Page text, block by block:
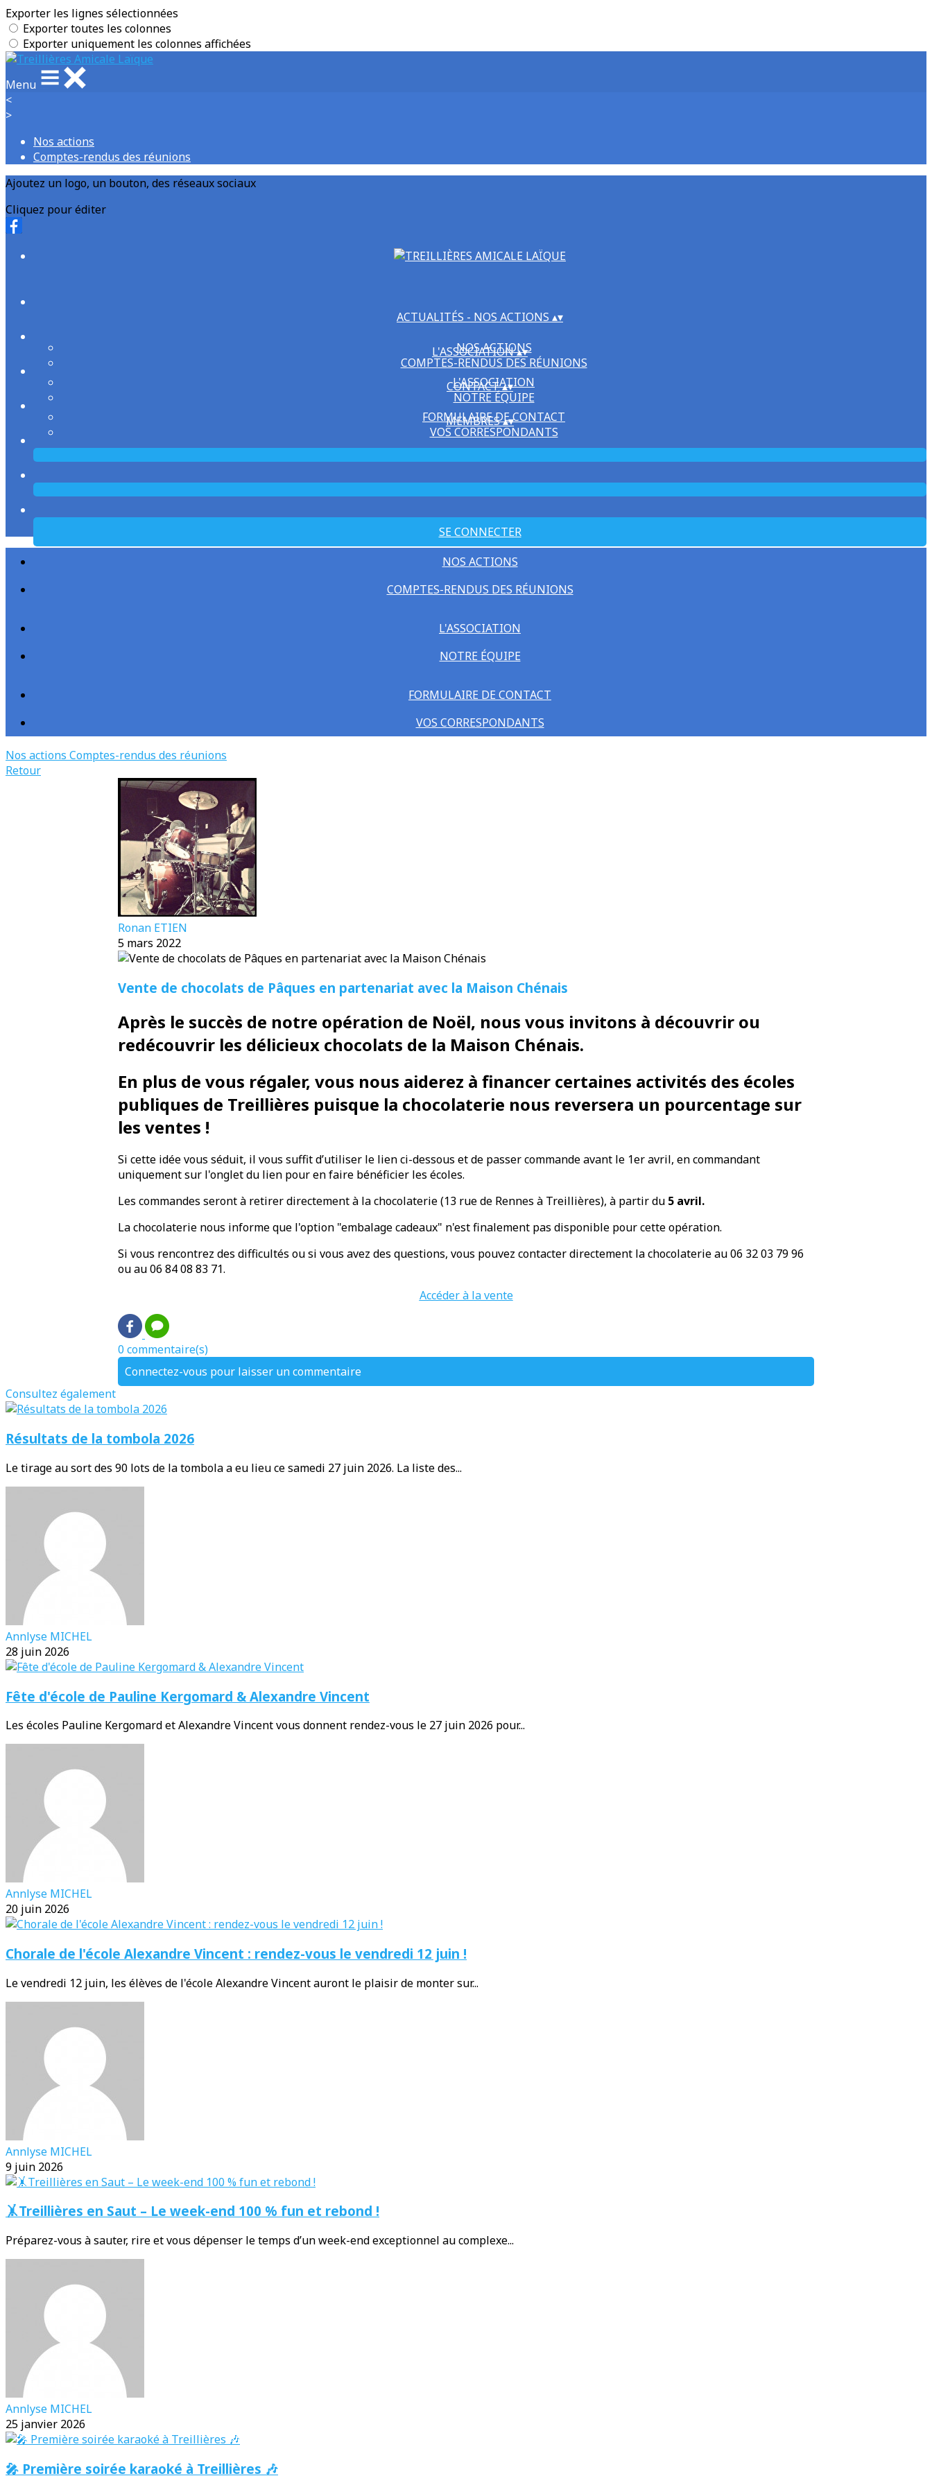
Exporter les lignes sélectionnées
Exporter toutes les colonnes
Exporter uniquement les colonnes affichées
Menu
<
>
Nos actions
Comptes-rendus des réunions
Ajoutez un logo, un bouton, des réseaux sociaux
Cliquez pour éditer
ACTUALITÉS - NOS ACTIONS ▴▾
NOS ACTIONS
COMPTES-RENDUS DES RÉUNIONS
L'ASSOCIATION▴▾
L'ASSOCIATION
NOTRE ÉQUIPE
CONTACT▴▾
FORMULAIRE DE CONTACT
VOS CORRESPONDANTS
MEMBRES▴▾
SE CONNECTER
NOS ACTIONS
COMPTES-RENDUS DES RÉUNIONS
L'ASSOCIATION
NOTRE ÉQUIPE
FORMULAIRE DE CONTACT
VOS CORRESPONDANTS
Nos actions Comptes-rendus des réunions
Retour
Ronan ETIEN
5 mars 2022
Vente de chocolats de Pâques en partenariat avec la Maison Chénais
Après le succès de notre opération de Noël, nous vous invitons à découvrir ou
redécouvrir les délicieux chocolats de la Maison Chénais.
En plus de vous régaler, vous nous aiderez à financer certaines activités des écoles
publiques de Treillières puisque la chocolaterie nous reversera un pourcentage sur
les ventes !
Si cette idée vous séduit, il vous suffit d’utiliser le lien ci-dessous et de passer commande avant le 1er avril, en commandant
uniquement sur l'onglet du lien pour en faire bénéficier les écoles.
Les commandes seront à retirer directement à la chocolaterie (13 rue de Rennes à Treillières), à partir du 5 avril.
La chocolaterie nous informe que l'option "embalage cadeaux" n'est finalement pas disponible pour cette opération.
Si vous rencontrez des difficultés ou si vous avez des questions, vous pouvez contacter directement la chocolaterie au 06 32 03 79 96
ou au 06 84 08 83 71.
Accéder à la vente
0 commentaire(s)
Connectez-vous pour laisser un commentaire
Consultez également
Résultats de la tombola 2026
Le tirage au sort des 90 lots de la tombola a eu lieu ce samedi 27 juin 2026. La liste des...
Annlyse MICHEL
28 juin 2026
Fête d'école de Pauline Kergomard & Alexandre Vincent
Les écoles Pauline Kergomard et Alexandre Vincent vous donnent rendez-vous le 27 juin 2026 pour...
Annlyse MICHEL
20 juin 2026
Chorale de l'école Alexandre Vincent : rendez-vous le vendredi 12 juin !
Le vendredi 12 juin, les élèves de l'école Alexandre Vincent auront le plaisir de monter sur...
Annlyse MICHEL
9 juin 2026
🤸Treillières en Saut – Le week-end 100 % fun et rebond !
Préparez-vous à sauter, rire et vous dépenser le temps d’un week-end exceptionnel au complexe...
Annlyse MICHEL
25 janvier 2026
🎤 Première soirée karaoké à Treillières 🎶